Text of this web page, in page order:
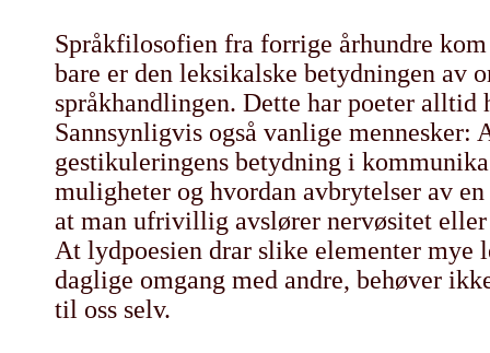
Språkfilosofien fra forrige århundre
bare er den leksikalske betydningen av
språkhandlingen. Dette har poeter alltid
Sannsynligvis også vanlige
gestikuleringens betydning i
muligheter og hvordan avbrytelser av
at man ufrivillig avslører nervøsitet
At lydpoesien drar slike elementer mye
daglige omgang med andre, behøver
til oss selv.